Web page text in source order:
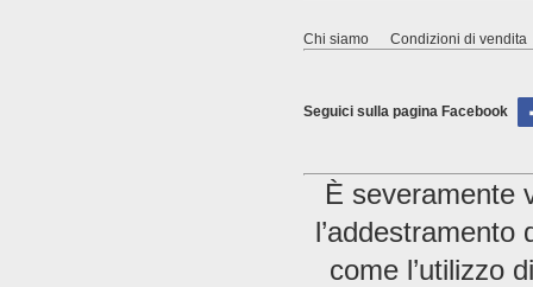
Chi siamo Condizioni di vendita
Seguici sulla pagina Facebook
È severamente
come l’utilizzo